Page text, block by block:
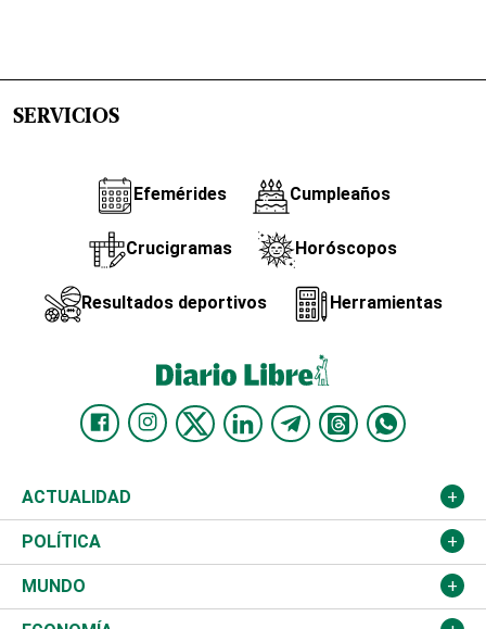
SERVICIOS
Efemérides Cumpleaños
Crucigramas Horóscopos
Resultados deportivos Herramientas
ACTUALIDAD
Nacional
Ciudad
POLÍTICA
Partidos
MUNDO